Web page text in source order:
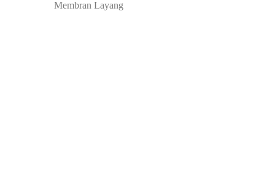
Membran Layang